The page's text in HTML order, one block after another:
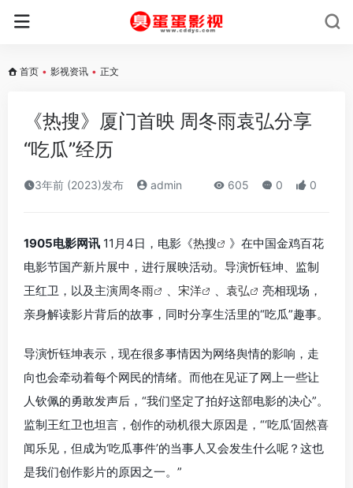
首页 • 影视资讯 • 正文
《热搜》厦门首映 周冬雨袁弘分享
“吃瓜”经历
3年前 (2023)发布 admin 605 0 0
1905电影网讯 11月4日，电影《热搜
》在中国金鸡百花
电影节国产新片展中，进行展映活动。导演忻钰坤、监制
王红卫，以及主演周冬雨 、 宋洋 、 袁弘
亮相现场，
亲身解读影片背后的故事，同时分享生活里的“吃瓜”趣事。
导演忻钰坤表示，现在很多事情因为网络舆情的影响，走
向也会牵动着每个网民的情绪。而他在见证了网上一些让
人钦佩的勇敢发声后，“我们坚定了拍好这部电影的决心”。
监制王红卫也坦言，创作的动机很大原因是，“‘吃瓜’固然喜
闻乐见，但成为‘吃瓜事件’的当事人又会发生什么呢？这也
是我们创作影片的原因之一。”